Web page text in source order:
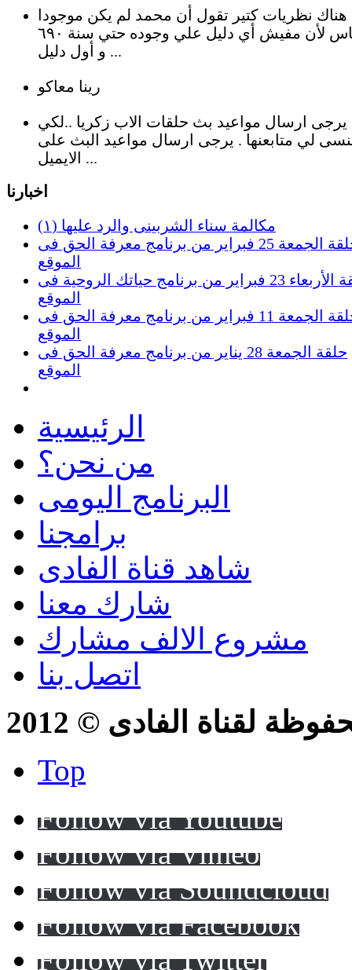
هناك نظريات كتير تقول أن محمد لم يكن موجودا
بالأساس لأن مفيش أي دليل علي وجوده حتي سنة ٦٩٠
و أول دليل ...
رينا معاكو
يرجى ارسال مواعيد بث حلقات الاب زكريا ..لكي
لي متابعنها . يرجى ارسال مواعيد البث على
الايميل ...
اخبارنا
(١) مكالمة سناء الشربينى والرد عليها
حلقة الجمعة 25 فبراير من برنامج معرفة الحق فى
الموقع
حلقة الأربعاء 23 فبراير من برنامج حياتك الروحية فى
الموقع
حلقة الجمعة 11 فبراير من برنامج معرفة الحق فى
الموقع
حلقة الجمعة 28 يناير من برنامج معرفة الحق فى
الموقع
الرئيسية
من نحن؟
البرنامج اليومى
برامجنا
شاهد قناة الفادى
شارك معنا
مشروع الالف مشارك
اتصل بنا
لقناة الفادى © 2012
Top
Follow via Youtube
Follow via Vimeo
Follow via Soundcloud
Follow via Facebook
Follow via Twitter